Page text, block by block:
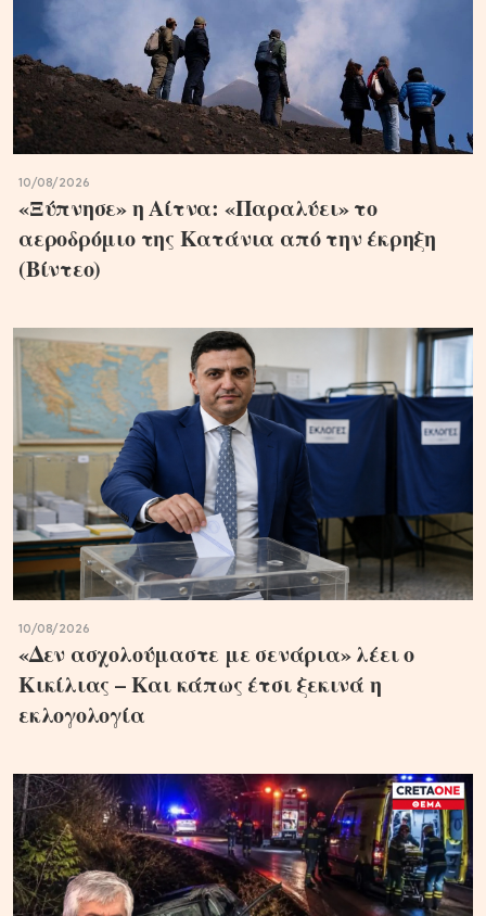
10/08/2026
«Ξύπνησε» η Αίτνα: «Παραλύει» το
αεροδρόμιο της Κατάνια από την έκρηξη
(Βίντεο)
10/08/2026
«Δεν ασχολούμαστε με σενάρια» λέει ο
Κικίλιας – Και κάπως έτσι ξεκινά η
εκλογολογία